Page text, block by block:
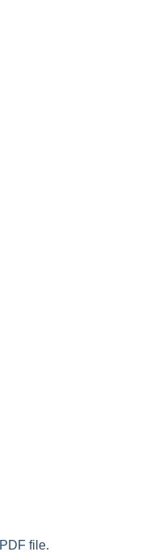
file.